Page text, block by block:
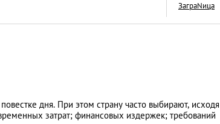
ЗаграNица
дня. При этом страну часто выбирают, исходя
затрат; финансовых издержек; требований